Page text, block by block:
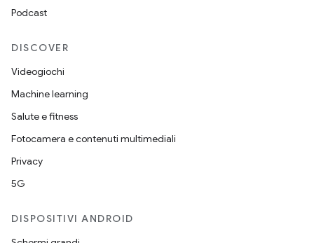
Podcast
DISCOVER
Videogiochi
Machine learning
Salute e fitness
Fotocamera e contenuti multimediali
Privacy
5G
DISPOSITIVI ANDROID